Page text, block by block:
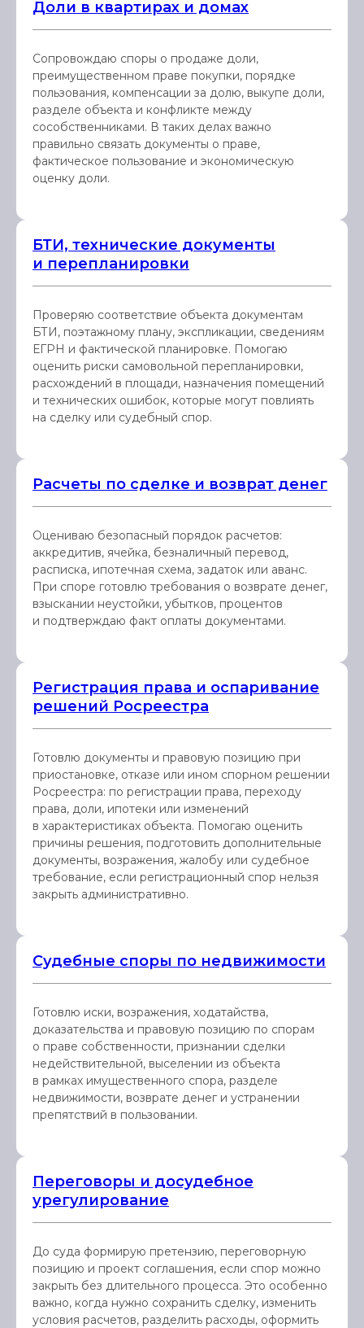
Доли в квартирах и домах
Сопровождаю споры о продаже доли,
преимущественном праве покупки, порядке
пользования, компенсации за долю, выкупе доли,
разделе объекта и конфликте между
сособственниками. В таких делах важно
правильно связать документы о праве,
фактическое пользование и экономическую
оценку доли.
БТИ, технические документы
и перепланировки
Проверяю соответствие объекта документам
БТИ, поэтажному плану, экспликации, сведениям
ЕГРН и фактической планировке. Помогаю
оценить риски самовольной перепланировки,
расхождений в площади, назначения помещений
и технических ошибок, которые могут повлиять
на сделку или судебный спор.
Расчеты по сделке и возврат денег
Оцениваю безопасный порядок расчетов:
аккредитив, ячейка, безналичный перевод,
расписка, ипотечная схема, задаток или аванс.
При споре готовлю требования о возврате денег,
взыскании неустойки, убытков, процентов
и подтверждаю факт оплаты документами.
Регистрация права и оспаривание
решений Росреестра
Готовлю документы и правовую позицию при
приостановке, отказе или ином спорном решении
Росреестра: по регистрации права, переходу
права, доли, ипотеки или изменений
в характеристиках объекта. Помогаю оценить
причины решения, подготовить дополнительные
документы, возражения, жалобу или судебное
требование, если регистрационный спор нельзя
закрыть административно.
Судебные споры по недвижимости
Готовлю иски, возражения, ходатайства,
доказательства и правовую позицию по спорам
о праве собственности, признании сделки
недействительной, выселении из объекта
в рамках имущественного спора, разделе
недвижимости, возврате денег и устранении
препятствий в пользовании.
Переговоры и досудебное
урегулирование
До суда формирую претензию, переговорную
позицию и проект соглашения, если спор можно
закрыть без длительного процесса. Это особенно
важно, когда нужно сохранить сделку, изменить
условия расчетов, разделить расходы, оформить